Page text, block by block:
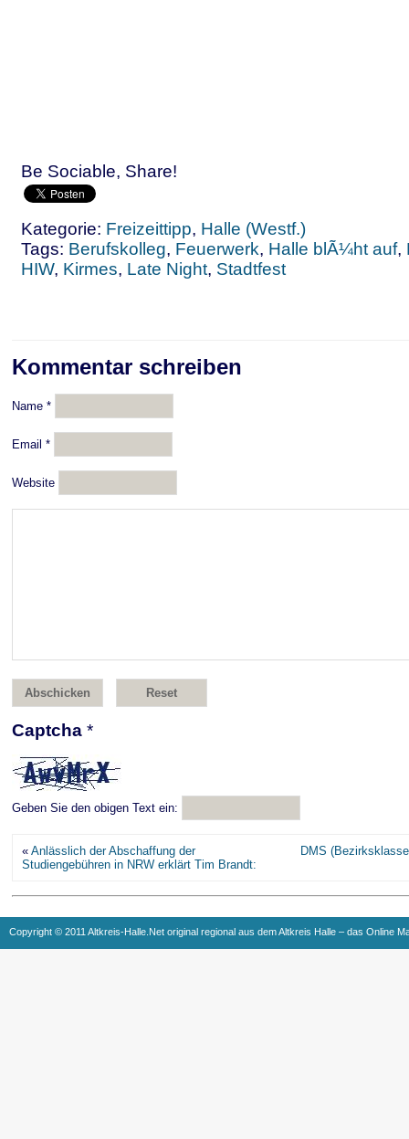
Be Sociable, Share!
Kategorie: Freizeittipp, Halle (Westf.)
Tags: Berufskolleg, Feuerwerk, Halle blÃ¼ht auf,
HIW, Kirmes, Late Night, Stadtfest
Kommentar schreiben
Name *
Email *
Website
Captcha *
Geben Sie den obigen Text ein:
« Anlässlich der Abschaffung der
Studiengebühren in NRW erklärt Tim Brandt:
DMS
Copyright © 2011 Altkreis-Halle.Net original regional aus dem Altkreis Halle – das Online